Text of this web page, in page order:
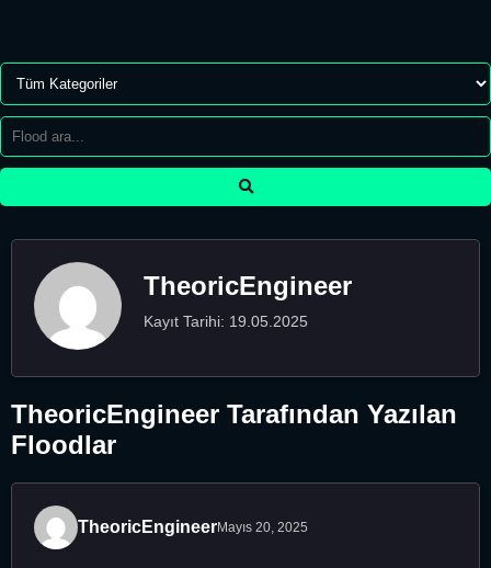
TheoricEngineer
Kayıt Tarihi: 19.05.2025
TheoricEngineer Tarafından Yazılan
Floodlar
TheoricEngineerMayıs 20, 2025